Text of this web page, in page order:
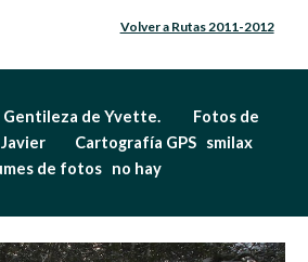
Volver a Rutas 2011-2012
Gentileza de Yvette.          Fotos de
Javier Cartografía GPS smilax
de fotos   no hay